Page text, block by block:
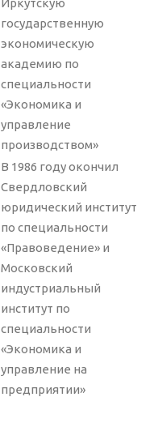
Иркутскую
государственную
экономическую
академию по
специальности
«Экономика и
управление
производством»
В 1986 году окончил
Свердловский
юридический институт
по специальности
«Правоведение» и
Московский
индустриальный
институт по
специальности
«Экономика и
управление на
предприятии»